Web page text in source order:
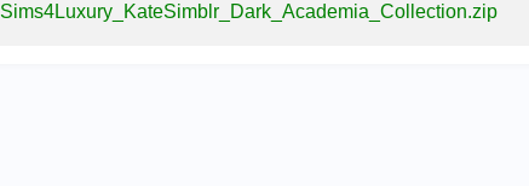
Sims4Luxury_KateSimblr_Dark_Academia_Collection.zip